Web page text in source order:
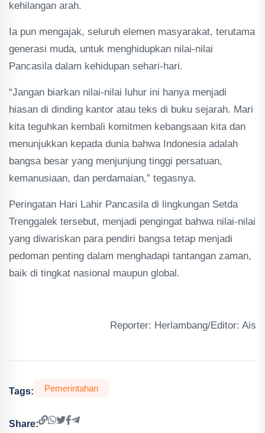
kehilangan arah.
Ia pun mengajak, seluruh elemen masyarakat, terutama
generasi muda, untuk menghidupkan nilai-nilai
Pancasila dalam kehidupan sehari-hari.
“Jangan biarkan nilai-nilai luhur ini hanya menjadi
hiasan di dinding kantor atau teks di buku sejarah. Mari
kita teguhkan kembali komitmen kebangsaan kita dan
menunjukkan kepada dunia bahwa Indonesia adalah
bangsa besar yang menjunjung tinggi persatuan,
kemanusiaan, dan perdamaian,” tegasnya.
Peringatan Hari Lahir Pancasila di lingkungan Setda
Trenggalek tersebut, menjadi pengingat bahwa nilai-nilai
yang diwariskan para pendiri bangsa tetap menjadi
pedoman penting dalam menghadapi tantangan zaman,
baik di tingkat nasional maupun global.
Reporter: Herlambang/Editor: Ais
Tags: Pemerintahan
Share: